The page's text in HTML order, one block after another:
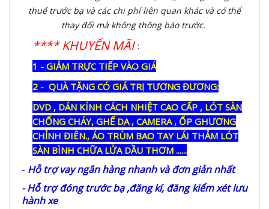
thuế trước bạ và các chi phí liên quan khác và có thể
thay đổi mà không thông báo trước.
**** KHUYẾN MÃI :
1 - GIẢM TRỰC TIẾP VÀO GIÁ
2 - QUÀ TẶNG CÓ GIÁ TRỊ TƯƠNG ĐƯƠNG:
DVD , DÁN KÍNH CÁCH NHIỆT CAO CẤP , LÓT SÀN
CHỐNG CHÁY, GHẾ DA , CAMERA , ỐP GHƯƠNG
CHỈNH ĐIÊN., ÁO TRÙM BAO TAY LÁI THẢM LÓT
SÀN BÌNH CHỮA LỬA DẦU THƠM ......
- Hỗ trợ vay ngân hàng nhanh và đơn giản nhất
- Hỗ trợ đóng trước bạ ,đăng kí, đăng kiểm xét lưu
hành xe